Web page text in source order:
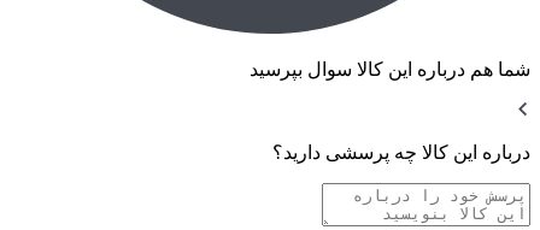
شما هم درباره این کالا سوال بپرسید
درباره این کالا چه پرسشی دارید؟